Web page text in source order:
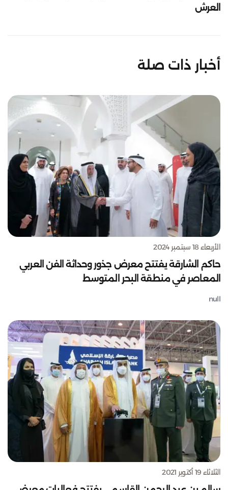
العرش
أخبار ذات صلة
الأربعاء 18 سبتمبر 2024
حاكم الشارقة يفتتح معرض جذور وحداثة الفن العربي
المعاصر في منطقة البحر المتوسط
null
الثلاثاء 19 أكتوبر 2021